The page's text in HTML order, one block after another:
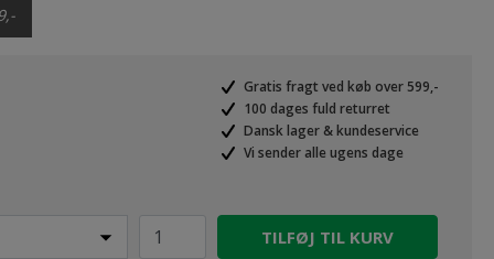
Gratis fragt ved køb over 599,-
100 dages fuld returret
Dansk lager & kundeservice
Vi sender alle ugens dage
TILFØJ TIL KURV